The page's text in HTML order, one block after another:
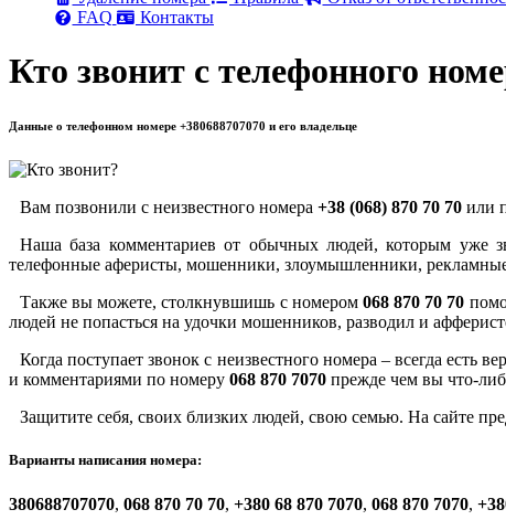
FAQ
Контакты
Кто звонит с телефонного
Данные о телефонном номере +380688707070 и его владельце
Вам позвонили с неизвестного номера +38 (068) 870 70 70 или
Наша база комментариев от обычных людей, которым уже
телефонные аферисты, мошенники, злоумышленники,
Также вы можете, столкнувшишь с номером 068 870 70 70
людей не попасться на удочки мошенников, разводил и
Когда поступает звонок с неизвестного номера – всегда есть
и комментариями по номеру 068 870 7070 прежде чем вы что-
Защитите себя, своих близких людей, свою семью. На сайте
Варианты написания номера:
380688707070, 068 870 70 70, +380 68 870 7070, 068 870 7070,